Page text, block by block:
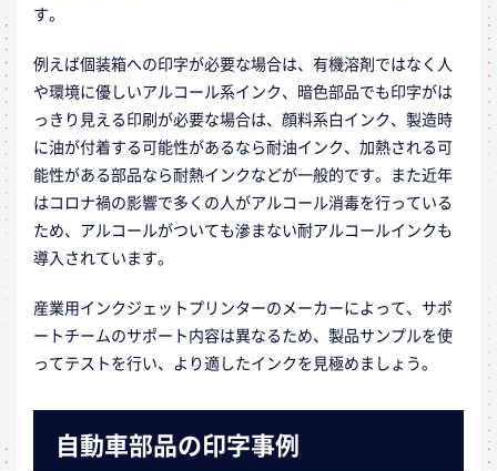
す。
例えば個装箱への印字が必要な場合は、有機溶剤ではなく人
や環境に優しいアルコール系インク、暗色部品でも印字がは
っきり見える印刷が必要な場合は、顔料系白インク、製造時
に油が付着する可能性があるなら耐油インク、加熱される可
能性がある部品なら耐熱インクなどが一般的です。また近年
はコロナ禍の影響で多くの人がアルコール消毒を行っている
ため、アルコールがついても滲まない耐アルコールインクも
導入されています。
産業用インクジェットプリンターのメーカーによって、サポ
ートチームのサポート内容は異なるため、製品サンプルを使
ってテストを行い、より適したインクを見極めましょう。
自動車部品の印字事例